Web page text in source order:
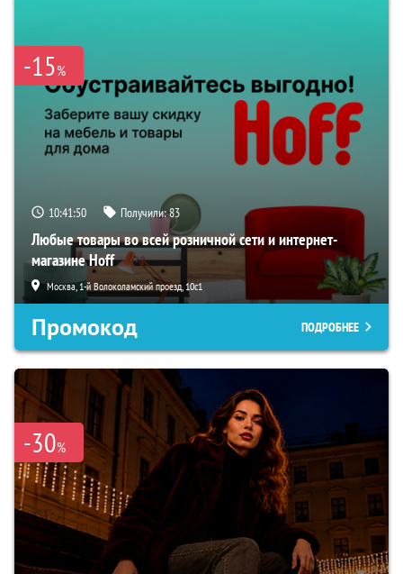
-15%
10:41:49 Получили:83
Любые товары во всей розничной сети и интернет-
магазине Hoff
Москва, 1-й Волоколамский проезд, 10с1
Промокод ПОДРОБНЕЕ
-30%